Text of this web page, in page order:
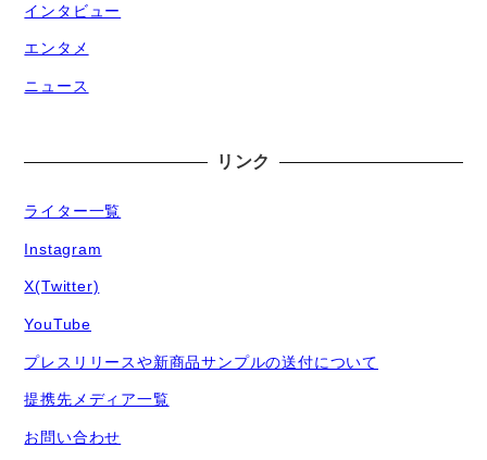
インタビュー
エンタメ
ニュース
リンク
ライター一覧
Instagram
X(Twitter)
YouTube
プレスリリースや新商品サンプルの送付について
提携先メディア一覧
お問い合わせ